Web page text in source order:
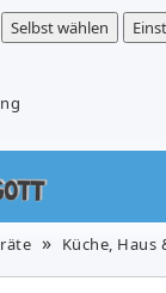
Selbst wählen
Küche, Haus